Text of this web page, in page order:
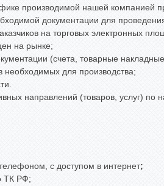
производимой нашей компанией
документации для
на торговых электронных
на рынке;
(счета, товарные
необходимых для производства;
направлений (товаров, услуг) по
с доступом в интернет;
ТК РФ;